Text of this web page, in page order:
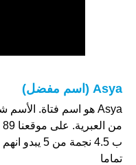
Asya (اسم مفضل)
ب 4.5 نجمة
تماما